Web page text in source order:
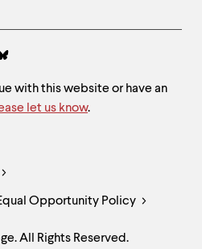
with this website or have an
let us know.
Opportunity Policy
All Rights Reserved.